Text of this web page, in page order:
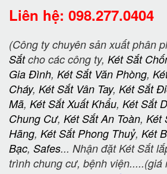
Liên hệ: 098.277.0404
(Công ty chuyên sản xuất phân
Sắtcho các công ty, Két Sắt
Gia Đình, Két Sắt Văn Phòng,
Cháy, Két Sắt Vân Tay, Két Sắt
Mã, Két Sắt Xuất Khẩu, Két Sắt
Chung Cư, Két Sắt An Toàn, Két
Hãng, Két Sắt Phong Thuỷ, Két
Bạc, Safes... Nhận đặt Két Sắt
trình chung cư, bệnh viện.....(giá